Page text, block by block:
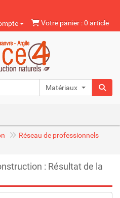
Votre panier : 0 article
Matériaux naturels
Réseau de professionnels
: Résultat de la